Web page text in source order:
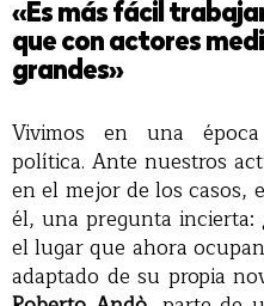
«Es más fácil
que con actores
grandes»
Vivimos en una
política. Ante nuestros
en el mejor de los casos,
él, una pregunta incierta:
el lugar que ahora
adaptado de su propia